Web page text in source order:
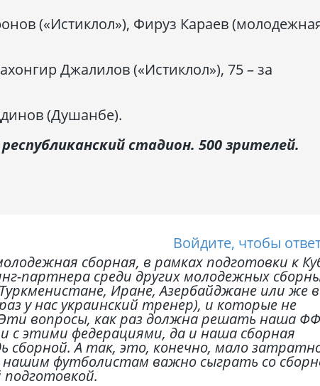
(«Истиклол»), Фируз Караев
Джалилов («Истиклол»), 75 – за
(Душанбе).
стадион. 500 зрителей.
Войдите, чтобы
сборная, в рамках подготовки к
партнера среди других молодежных
Иране, Азербайджане или же в
у нас украинский тренер), и которые не
вопросы, как раз должна решать наша
с этими федерациями, да и наша сборная
сборной. А так, это, конечно, мало
футболистам важно сыграть со
подготовкой.